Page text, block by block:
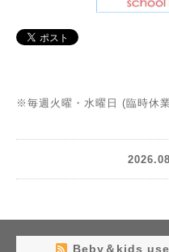
※毎週火曜・水曜日 (臨時休
Beby＆kids